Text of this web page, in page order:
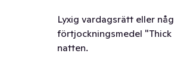
Lyxig vardagsrätt eller
förtjockningsmedel
natten.